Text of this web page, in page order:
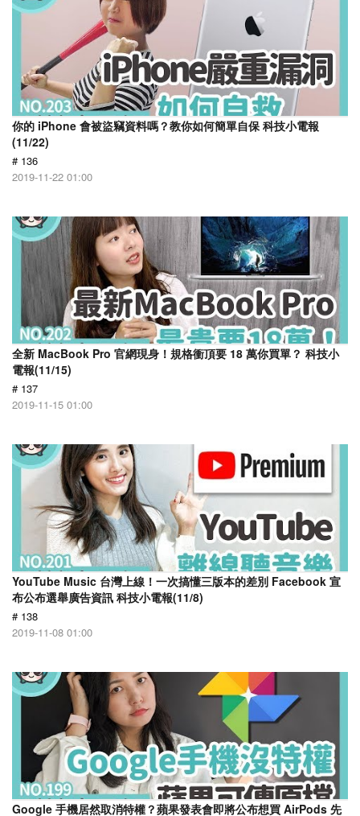
你的 iPhone 會被盜竊資料嗎？教你如何簡單自保 科技小電報
(11/22)
# 136
2019-11-22 01:00
全新 MacBook Pro 官網現身！規格衝頂要 18 萬你買單？ 科技小
電報(11/15)
# 137
2019-11-15 01:00
YouTube Music 台灣上線！一次搞懂三版本的差別 Facebook 宣
布公布選舉廣告資訊 科技小電報(11/8)
# 138
2019-11-08 01:00
Google 手機居然取消特權？蘋果發表會即將公布想買 AirPods 先